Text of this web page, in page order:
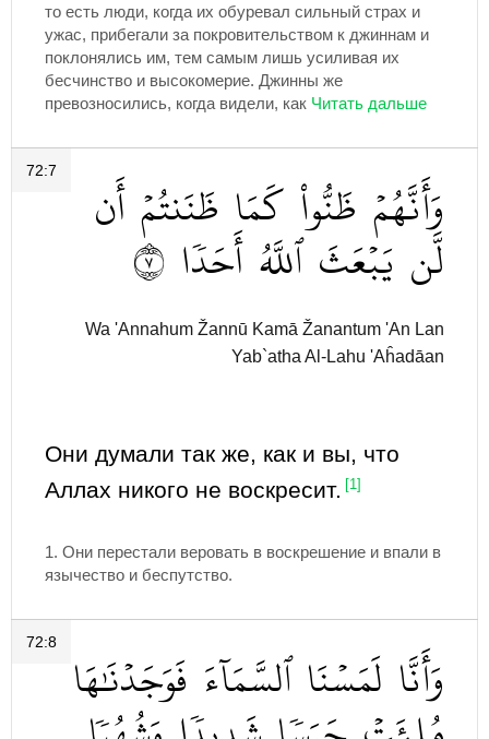
то есть люди, когда их обуревал сильный страх и
ужас, прибегали за покровительством к джиннам и
поклонялись им, тем самым лишь усиливая их
бесчинство и высокомерие. Джинны же
превозносились, когда видели, как
72:7 وَأَنَّهُمۡ ظَنُّواْ كَمَا ظَنَنتُمۡ أَن
لَّن يَبۡعَثَ ٱللَّهُ أَحَدٗا ٧
Wa 'Annahum Žannū Kamā Žanantum 'An Lan
Yab`atha Al-Lahu 'Aĥadāan
Они думали так же, как и вы, что
Аллах никого не воскресит.
[1]
1. Они перестали веровать в воскрешение и впали в
язычество и беспутство.
72:8 وَأَنَّا لَمَسۡنَا ٱلسَّمَآءَ فَوَجَدۡنَٰهَا